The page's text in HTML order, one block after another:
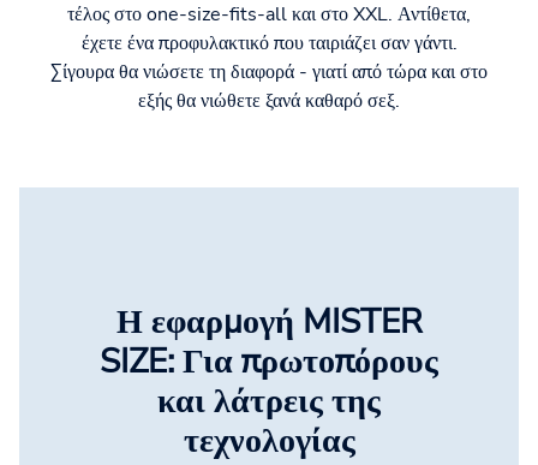
τέλος στο one-size-fits-all και στο XXL. Αντίθετα,
έχετε ένα προφυλακτικό που ταιριάζει σαν γάντι.
Σίγουρα θα νιώσετε τη διαφορά - γιατί από τώρα και στο
εξής θα νιώθετε ξανά καθαρό σεξ.
Η εφαρμογή MISTER
SIZE: Για πρωτοπόρους
και λάτρεις της
τεχνολογίας